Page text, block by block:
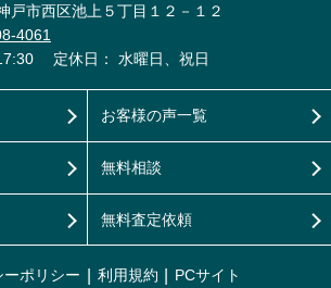
戸市西区池上５丁目１２－１２
4061
定休日： 水曜日、祝日
お客様の声一覧
無料相談
無料査定依頼
ーポリシー 利用規約
PCサイト